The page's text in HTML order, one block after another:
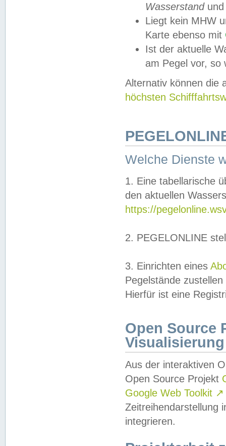
Wasserstandund
Liegt kein MHW
Karte ebenso mit
Ist der aktuelle
am Pegel vor,
Alternativ können die
höchsten
Welche Dienste
1. Eine tabellarische
den aktuellen
https://
2. PEGELONLINE
3. Einrichten eines
Pegelstände
Hierfür ist eine
Open Source
Visualisierung
Aus der interaktiven
Open Source Projekt
Google Web Toolkit ↗
Zeitreihendarstellung
integrieren.